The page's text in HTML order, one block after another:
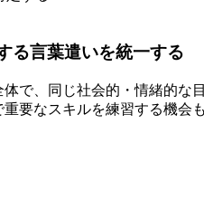
る言葉遣いを統一する
で、同じ社会的・情緒的
要なスキルを練習する機会